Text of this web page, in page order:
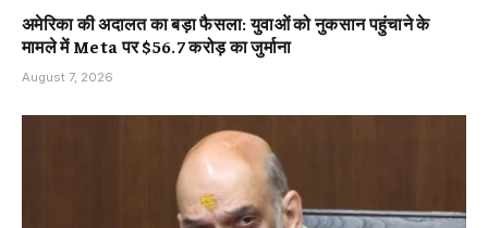
अमेरिका की अदालत का बड़ा फैसला: युवाओं को नुकसान पहुंचाने के
मामले में Meta पर $56.7 करोड़ का जुर्माना
August 7, 2026